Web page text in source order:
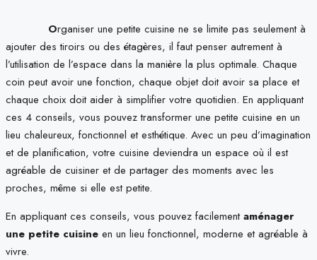
Organiser une petite cuisine ne se limite pas seulement à
ajouter des tiroirs ou des étagères, il faut penser autrement à
l’utilisation de l’espace dans la manière la plus optimale. Chaque
coin peut avoir une fonction, chaque objet doit avoir sa place et
chaque choix doit aider à simplifier votre quotidien. En appliquant
ces 4 conseils, vous pouvez transformer une petite cuisine en un
lieu chaleureux, fonctionnel et esthétique. Avec un peu d’imagination
et de planification, votre cuisine deviendra un espace où il est
agréable de cuisiner et de partager des moments avec les
proches, même si elle est petite.
En appliquant ces conseils, vous pouvez facilementaménager
une petite cuisine en un lieu fonctionnel, moderne et agréable à
vivre.